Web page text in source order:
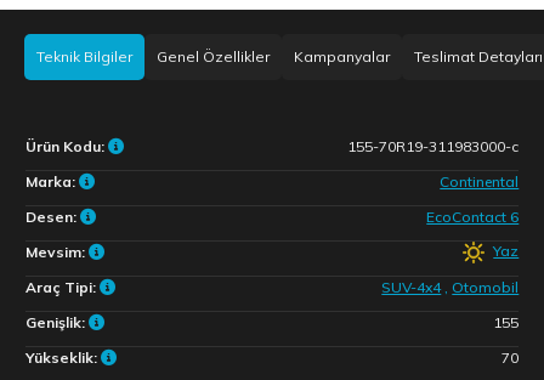
Teknik Bilgiler Genel Özellikler Kampanyalar Teslimat Detayları
Ürün Kodu:
155-70R19-311983000-c
Marka:
Continental
Desen:
EcoContact 6
Mevsim:
Yaz
Araç Tipi:
SUV-4x4 , Otomobil
Genişlik:
155
Yükseklik:
70